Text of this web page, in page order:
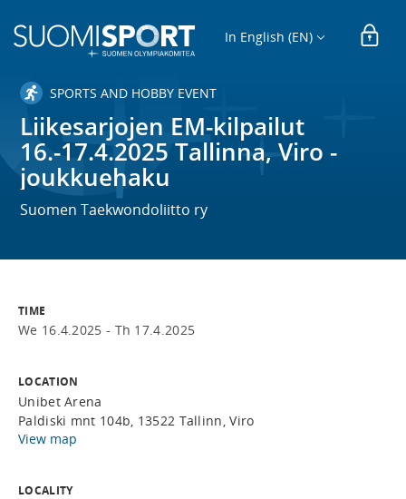
In English (EN)
SPORTS AND HOBBY EVENT
Liikesarjojen EM-kilpailut
16.-17.4.2025 Tallinna, Viro -
joukkuehaku
Suomen Taekwondoliitto ry
TIME
We 16.4.2025 - Th 17.4.2025
LOCATION
Unibet Arena
Paldiski mnt 104b, 13522 Tallinn, Viro
View map
LOCALITY